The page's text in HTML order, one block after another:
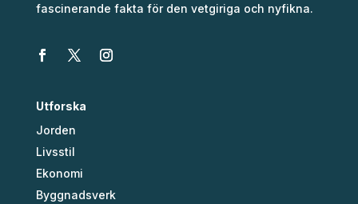
fascinerande fakta för den vetgiriga och nyfikna.
Utforska
Jorden
Livsstil
Ekonomi
Byggnadsverk